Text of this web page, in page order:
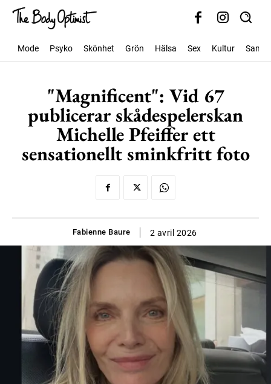
Mode Psyko Skönhet Grön Hälsa Sex Kultur
"Magnificent": Vid 67
publicerar skådespelerskan
Michelle Pfeiffer ett
sensationellt sminkfritt foto
Fabienne Baure 2 avril 2026